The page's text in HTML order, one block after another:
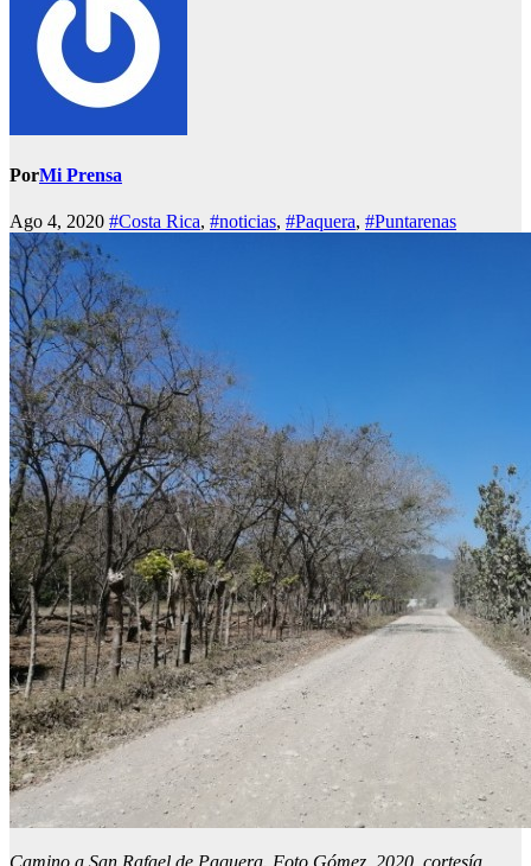
PorMi Prensa
Ago 4, 2020 #Costa Rica, #noticias, #Paquera, #Puntarenas